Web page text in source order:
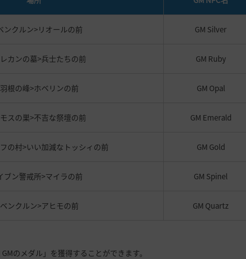
ンクルン>リオールの前 GM Silver
カンの墓>兵士たちの前 GM Ruby
根の峰>ホベリンの前 GM Opal
スの巣>不吉な祭壇の前 GM Emerald
の村>いい加減なトッシィの前 GM Gold
ブン警戒所>マイラの前 GM Spinel
ンクルン>アヒモの前 GM Quartz
のメダル」を獲得することができます。